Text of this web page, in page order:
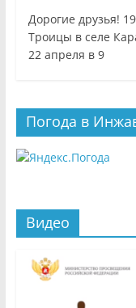
Дорогие друзья!
Троицы в селе
22 апреля в 9
Погода в
Видео